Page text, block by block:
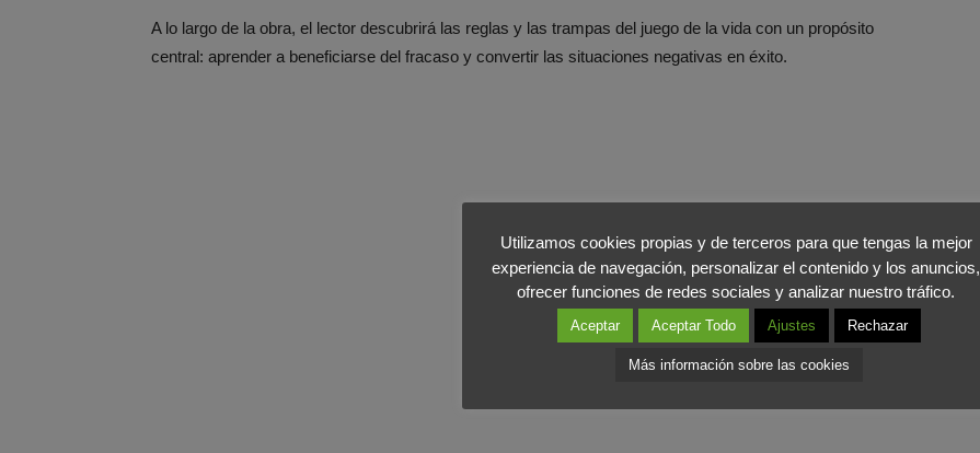
A lo largo de la obra, el lector descubrirá las reglas y las trampas del juego de la vida con un propósito
central: aprender a beneficiarse del fracaso y convertir las situaciones negativas en éxito.
Utilizamos cookies propias y de terceros para que tengas la mejor
experiencia de navegación, personalizar el contenido y los anuncios,
ofrecer funciones de redes sociales y analizar nuestro tráfico.
Aceptar Aceptar Todo Ajustes Rechazar
Más información sobre las cookies